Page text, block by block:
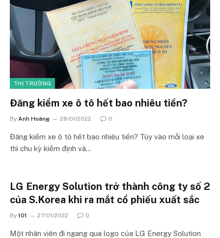
THỊ TRƯỜNG
Đăng kiểm xe ô tô hết bao nhiêu tiền?
By Anh Hoàng 28/01/2022 0
Đăng kiểm xe ô tô hết bao nhiêu tiền? Tùy vào mỗi loại xe
thì chu kỳ kiểm định và…
LG Energy Solution trở thành công ty số 2
của S.Korea khi ra mắt cổ phiếu xuất sắc
By 101 27/01/2022 0
Một nhân viên đi ngang qua logo của LG Energy Solution